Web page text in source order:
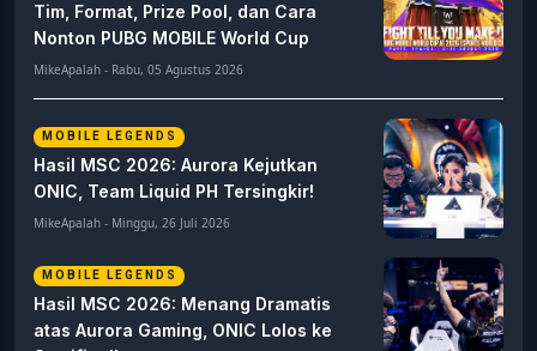
Tim, Format, Prize Pool, dan Cara
Nonton PUBG MOBILE World Cup
MikeApalah - Rabu, 05 Agustus 2026
MOBILE LEGENDS
Hasil MSC 2026: Aurora Kejutkan
ONIC, Team Liquid PH Tersingkir!
MikeApalah - Minggu, 26 Juli 2026
MOBILE LEGENDS
Hasil MSC 2026: Menang Dramatis
atas Aurora Gaming, ONIC Lolos ke